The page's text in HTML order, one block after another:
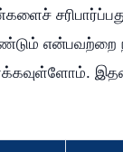
என்பவற்றை